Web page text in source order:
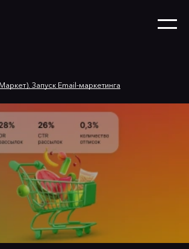
Запуск Email-маркетинга